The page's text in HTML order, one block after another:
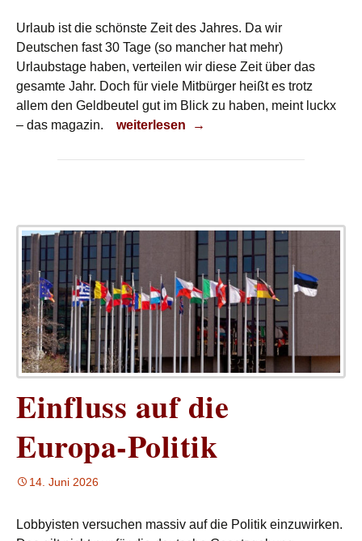
Urlaub ist die schönste Zeit des Jahres. Da wir
Deutschen fast 30 Tage (so mancher hat mehr)
Urlaubstage haben, verteilen wir diese Zeit über das
gesamte Jahr. Doch für viele Mitbürger heißt es trotz
allem den Geldbeutel gut im Blick zu haben, meint luckx
– das magazin.
Schnell ist das Urlaubsgeld weg
weiterlesen →
Einfluss auf die
Europa-Politik
14. Juni 2026
Lobbyisten versuchen massiv auf die Politik einzuwirken.